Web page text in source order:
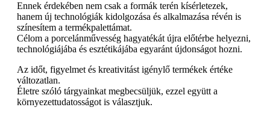
Ennek érdekében nem csak a formák terén kísérletezek,
hanem új technológiák kidolgozása és alkalmazása révén is
színesítem a termékpalettámat.
Célom a porcelánművesség hagyatékát újra előtérbe helyezni,
technológiájába és esztétikájába egyaránt újdonságot hozni.
Az időt, figyelmet és kreativitást igénylő termékek értéke
változatlan.
Életre szóló tárgyainkat megbecsüljük, ezzel együtt a
környezettudatosságot is választjuk.